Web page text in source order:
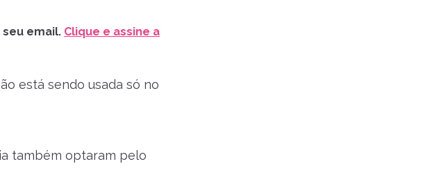
email. Clique e assine a
está sendo usada só no
também optaram pelo